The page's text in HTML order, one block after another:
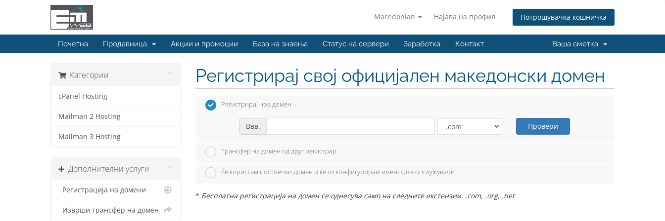
Macedonian Најава на профил Потрошувачка кошничка
Почетна Продавница Акции и промоции База на знаења Статус на сервери Заработка Контакт Ваша сметка
Категории
cPanel Hosting
Mailman 2 Hosting
Mailman 3 Hosting
Дополнителни услуги
Регистрација на домени
Изврши трансфер на домен
Регистрирај свој официјален македонски домен
Регистрирај нов домен
Ввв. Провери
Трансфер на домен од друг регистрар
Ќе користам постоечки домен и ќе ги конфигурирам именските опслужувачи
* Бесплатна регистрација на домен се однесува само на следните екстензии: .com, .org, .net